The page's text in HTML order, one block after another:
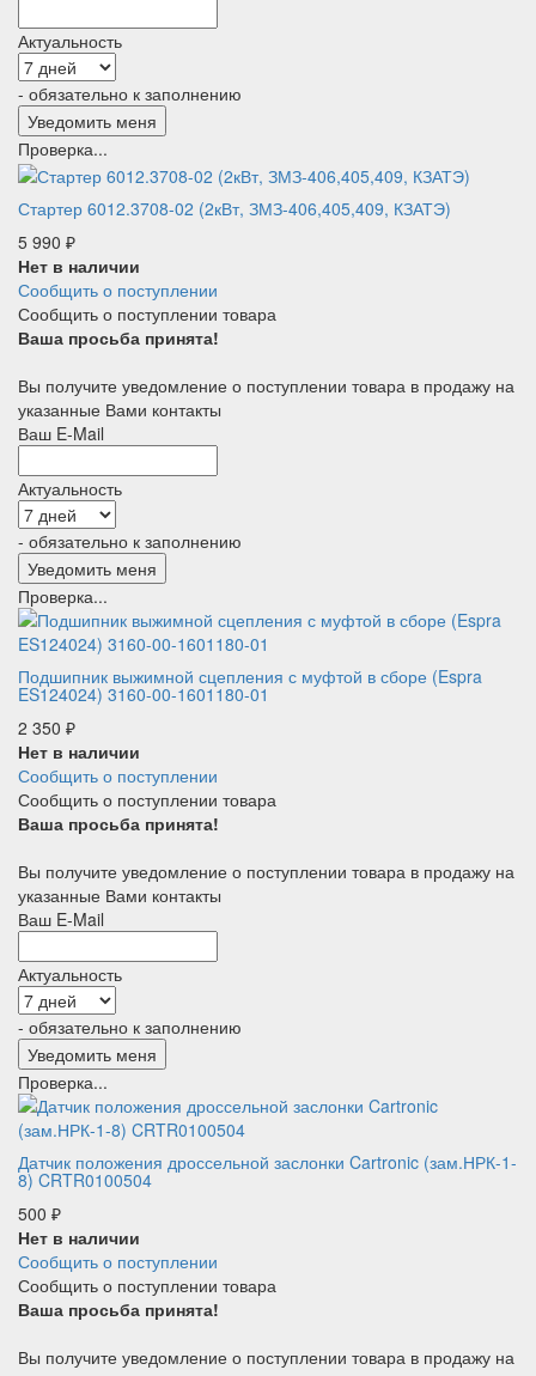
Актуальность
- обязательно к заполнению
Проверка...
Стартер 6012.3708-02 (2кВт, ЗМЗ-406,405,409, КЗАТЭ)
5 990 ₽
Нет в наличии
Сообщить о поступлении
Сообщить о поступлении товара
Ваша просьба принята!
Вы получите уведомление о поступлении товара в продажу на
указанные Вами контакты
Ваш E-Mail
Актуальность
- обязательно к заполнению
Проверка...
Подшипник выжимной сцепления с муфтой в сборе (Espra
ES124024) 3160-00-1601180-01
2 350 ₽
Нет в наличии
Сообщить о поступлении
Сообщить о поступлении товара
Ваша просьба принята!
Вы получите уведомление о поступлении товара в продажу на
указанные Вами контакты
Ваш E-Mail
Актуальность
- обязательно к заполнению
Проверка...
Датчик положения дроссельной заслонки Cartronic (зам.НРК-1-
8) CRTR0100504
500 ₽
Нет в наличии
Сообщить о поступлении
Сообщить о поступлении товара
Ваша просьба принята!
Вы получите уведомление о поступлении товара в продажу на